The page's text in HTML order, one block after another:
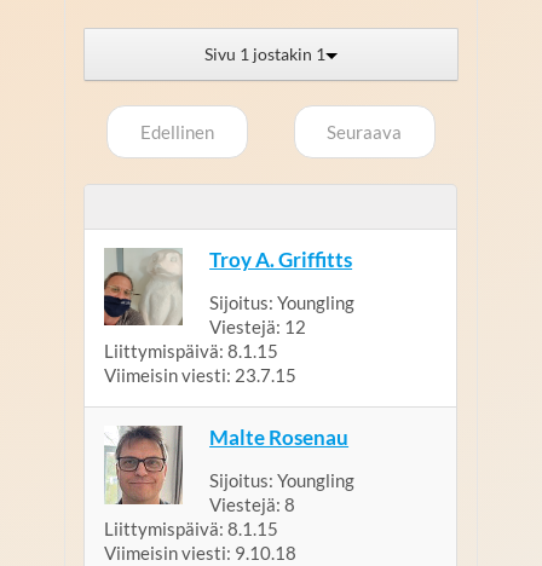
Sivu 1 jostakin 1
Edellinen Seuraava
Troy A. Griffitts
Sijoitus: Youngling
Viestejä: 12
Liittymispäivä: 8.1.15
Viimeisin viesti: 23.7.15
Malte Rosenau
Sijoitus: Youngling
Viestejä: 8
Liittymispäivä: 8.1.15
Viimeisin viesti: 9.10.18